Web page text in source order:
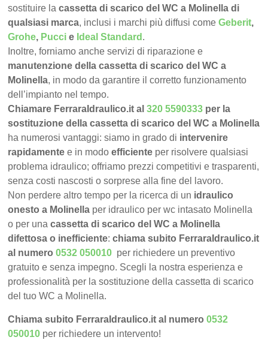
sostituire lacassetta di scarico del WC a Molinella di
qualsiasi marca, inclusi i marchi più diffusi comeGeberit,
Grohe, Pucci e Ideal Standard .
Inoltre, forniamo anche servizi di riparazione e
manutenzione della cassetta di scarico del WC a
Molinella, in modo da garantire il corretto funzionamento
dell’impianto nel tempo.
Chiamare FerraraIdraulico.it al320 5590333 per la
sostituzione della cassetta di scarico del WC a Molinella
ha numerosi vantaggi: siamo in grado di intervenire
rapidamente e in modoefficiente per risolvere qualsiasi
problema idraulico; offriamo prezzi competitivi e trasparenti,
senza costi nascosti o sorprese alla fine del lavoro.
Non perdere altro tempo per la ricerca di un idraulico
onesto a Molinella per idraulico per wc intasato Molinella
o per unacassetta di scarico del WC a Molinella
difettosa o inefficiente:chiama subito FerraraIdraulico.it
al numero0532 050010 per richiedere un preventivo
gratuito e senza impegno. Scegli la nostra esperienza e
professionalità per la sostituzione della cassetta di scarico
del tuo WC a Molinella.
Chiama subito FerraraIdraulico.it al numero0532
050010 per richiedere un intervento!